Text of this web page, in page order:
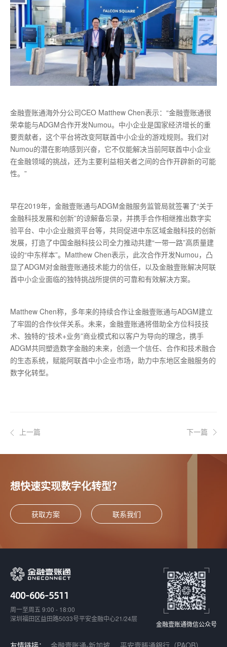
金融壹账通海外分公司CEO Matthew Chen表示：“金融壹账通很
荣幸能与ADGM合作开发Numou。中小企业是国家经济增长的重
要贡献者，这个平台将改变阿联酋中小企业的游戏规则。我们对
Numou的潜在影响感到兴奋，它不仅能解决当前阿联酋中小企业
在金融领域的挑战，还为主要利益相关者之间的合作开辟新的可能
性。”
早在2019年，金融壹账通与ADGM金融服务监管局就签署了“关于
金融科技发展和创新”的谅解备忘录，并携手合作相继推出数字实
验平台、中小企业融资平台等，共同促进中东区域金融科技的创新
发展，打造了中国金融科技公司全力推动共建“一带一路”高质量建
设的“中东样本”。Matthew Chen表示，此次合作开发Numou，凸
显了ADGM对金融壹账通技术能力的信任，以及金融壹账解决阿联
酋中小企业面临的独特挑战所提供的可靠和有效解决方案。
Matthew Chen称，多年来的持续合作让金融壹账通与ADGM建立
了牢固的合作伙伴关系。未来，金融壹账通将借助全方位科技技
术、独特的“技术+业务”商业模式和以客户为导向的理念，携手
ADGM共同塑造数字金融的未来，创造一个信任、合作和技术融合
的生态系统，赋能阿联酋中小企业市场，助力中东地区金融服务的
数字化转型。
上一篇 下一篇
想快速实现数字化转型？
获取方案 联系我们
400-606-5511
周一至周五 9:00 - 18:00
深圳福田区益田路5033号平安金融中心21/24层
金融壹账通微信公众号
友情链接： 金融壹账通-新加坡 平安壹賬通銀行（PAOB）